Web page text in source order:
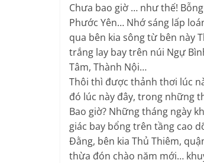
Chưa bao giờ … như thế!
Phước Yên… Nhớ sáng lấp
qua bên kia sông từ bên này
trắng lay bay trên núi Ngự
Tâm, Thành Nội…
Thôi thì được thảnh thơi lúc
đó lúc này đây, trong những
Bao giờ? Những tháng ngày
giác bay bổng trên tầng cao
Đằng, bên kia Thủ Thiêm,
thừa đón chào năm mới…